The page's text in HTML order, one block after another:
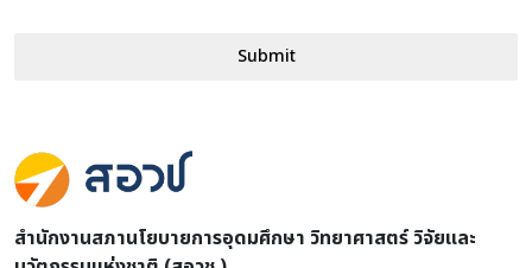
Submit
สำนักงานสภานโยบายการอุดมศึกษา วิทยาศาสตร์ วิจัยและ